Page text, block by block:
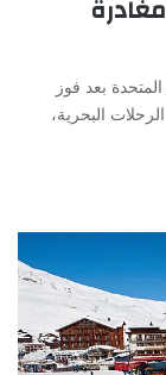
بعد فوز
البحرية،